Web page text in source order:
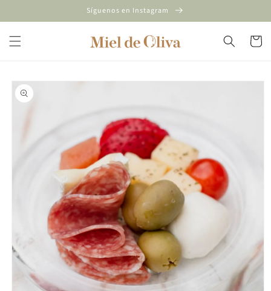
al contenido
Síguenos en Instagram
Carrito
directamente
a la
información